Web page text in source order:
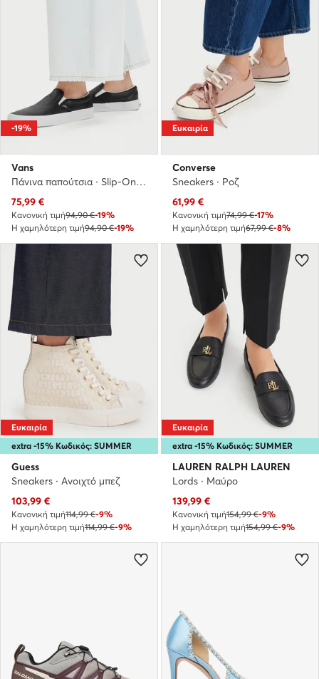
-19%
Vans
Πάνινα παπούτσια · Slip-On · Μαύρο
Τρέχουσα τιμή
75,99 €
Κανονική τιμή94,90 €-19%
Η χαμηλότερη τιμή94,90 €-19%
Ευκαιρία
Converse
Sneakers · Ροζ
Τρέχουσα τιμή
61,99 €
Κανονική τιμή74,99 €-17%
Η χαμηλότερη τιμή67,99 €-8%
extra -15% Κωδικός: SUMMER
Ευκαιρία
Guess
Sneakers · Ανοιχτό μπεζ
Τρέχουσα τιμή
103,99 €
Κανονική τιμή114,99 €-9%
Η χαμηλότερη τιμή114,99 €-9%
extra -15% Κωδικός: SUMMER
Ευκαιρία
LAUREN RALPH LAUREN
Lords · Μαύρο
Τρέχουσα τιμή
139,99 €
Κανονική τιμή154,99 €-9%
Η χαμηλότερη τιμή154,99 €-9%